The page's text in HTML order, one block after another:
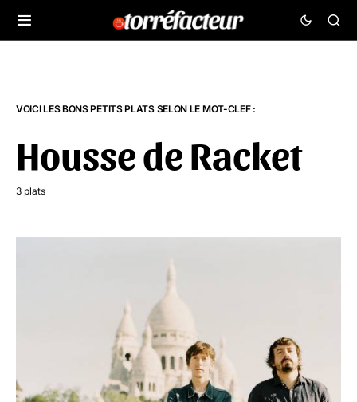
VOICI LES BONS PETITS PLATS SELON LE MOT-CLEF :
Housse de Racket
3 plats